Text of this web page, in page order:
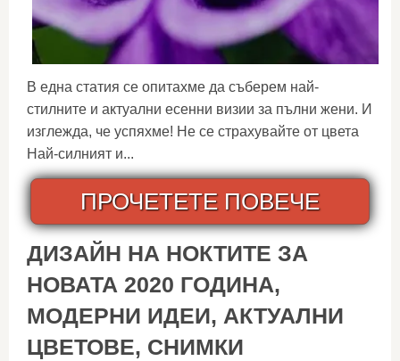
В една статия се опитахме да съберем най-
стилните и актуални есенни визии за пълни жени. И
изглежда, че успяхме! Не се страхувайте от цвета
Най-силният и...
ПРОЧЕТЕТЕ ПОВЕЧЕ
ДИЗАЙН НА НОКТИТЕ ЗА
НОВАТА 2020 ГОДИНА,
МОДЕРНИ ИДЕИ, АКТУАЛНИ
ЦВЕТОВЕ, СНИМКИ